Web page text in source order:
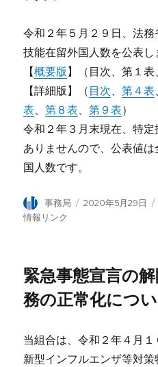
令和２年５月２９日、法
技能在留外国人数を公表し
【概要版 】（目次、第１表
【詳細版】（ 目次、第４表
表、第８表、第９表）
令和２年３月末現在、特
ありませんので、公表値
国人数です。
投
稿
事務局
投
2020年5月29日
情報リンク
緊急事態宣言の
務の正常化につ
当組合は、令和２年４月
新型インフルエンザ等対